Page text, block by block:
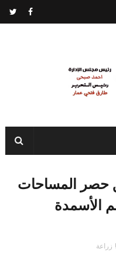
حصر المساحات
الأسمدة
زراعة